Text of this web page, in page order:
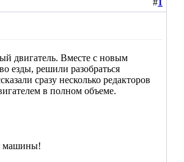
#1
двигатель. Вместе с новым
езды, решили разобраться
сразу несколько редакторов
в полном объеме.
машины!